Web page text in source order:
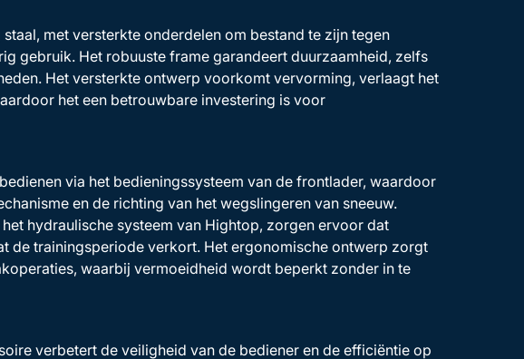
met versterkte onderdelen om bestand te zijn tegen
gebruik. Het robuuste frame garandeert duurzaamheid, zelfs
Het versterkte ontwerp voorkomt vervorming, verlaagt het
het een betrouwbare investering is voor
via het bedieningssysteem van de frontlader, waardoor
en de richting van het wegslingeren van sneeuw.
hydraulische systeem van Hightop, zorgen ervoor dat
de trainingsperiode verkort. Het ergonomische ontwerp zorgt
waarbij vermoeidheid wordt beperkt zonder in te
verbetert de veiligheid van de bediener en de efficiëntie op